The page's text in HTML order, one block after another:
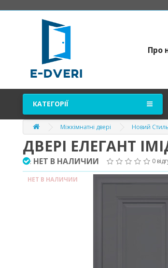
Про
КАТЕГОРІЇ
Міжкімнатні двері Новий Стиль
ДВЕРІ ЕЛЕГАНТ
: НЕТ В НАЛИЧИИ 0
НЕТ В НАЛИЧИИ